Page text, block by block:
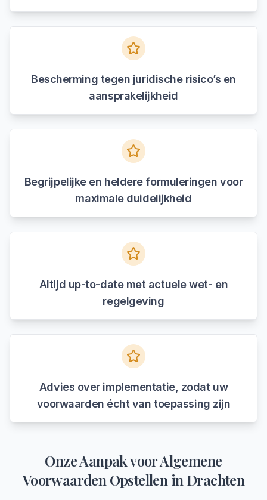
Bescherming tegen juridische risico’s en
aansprakelijkheid
Begrijpelijke en heldere formuleringen voor
maximale duidelijkheid
Altijd up-to-date met actuele wet- en
regelgeving
Advies over implementatie, zodat uw
voorwaarden écht van toepassing zijn
Onze Aanpak voorAlgemene
Voorwaarden Opstellen in Drachten